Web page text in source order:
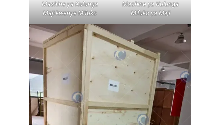
Mashine ya Kufunga
Maji kwenye Mifuko
Mashine ya Kufunga
Mifuko ya Maji